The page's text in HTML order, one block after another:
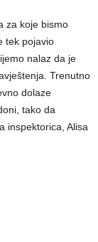
za koje bismo
tek pojavio
nalaz da je
Trenutno
dolaze
tako da
inspektorica, Alisa